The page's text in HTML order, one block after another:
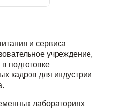
и сервиса
учреждение,
подготовке
кадров для индустрии
лабораториях